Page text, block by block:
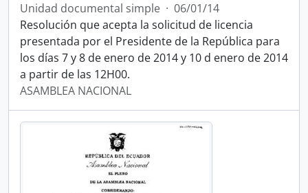
Unidad documental simple · 06/01/14
Resolución que acepta la solicitud de licencia
presentada por el Presidente de la República para
los días 7 y 8 de enero de 2014 y 10 d enero de 2014
a partir de las 12H00.
ASAMBLEA NACIONAL